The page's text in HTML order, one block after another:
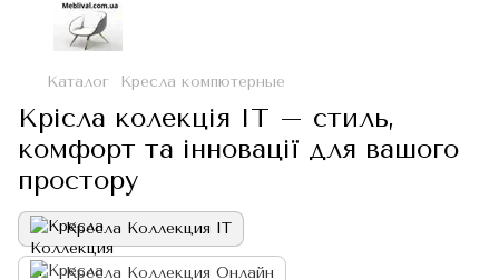
Каталог Кресла компютерные
Крісла колекція IT – стиль,
комфорт та інновації для вашого
простору
Кресла Коллекция IT
Кресла Коллекция Онлайн